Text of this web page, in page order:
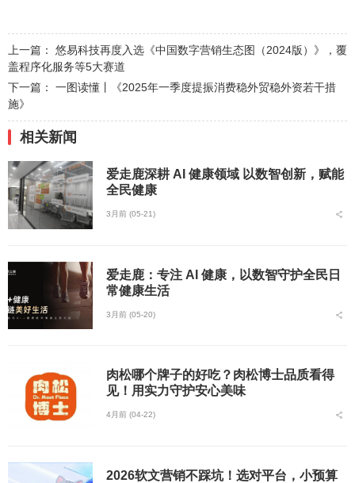
上一篇： 悠易科技再度入选《中国数字营销生态图（2024版）》，覆
盖程序化服务等5大赛道
下一篇： 一图读懂丨《2025年一季度提振消费稳外贸稳外资若干措
施》
相关新闻
爱走鹿深耕 AI 健康领域 以数智创新，赋能
全民健康
3月前 (05-21)
爱走鹿：专注 AI 健康，以数智守护全民日
常健康生活
3月前 (05-20)
肉松哪个牌子的好吃？肉松博士品质看得
见！用实力守护安心美味
4月前 (04-22)
2026软文营销不踩坑！选对平台，小预算